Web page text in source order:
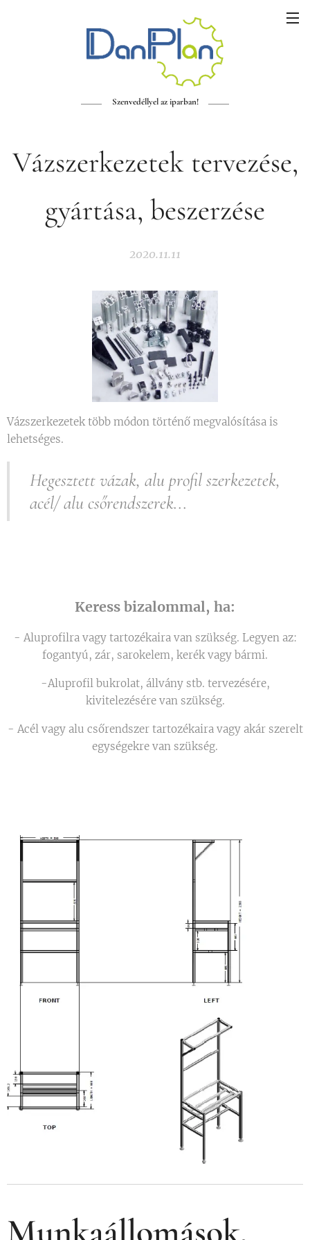
Szenvedéllyel az iparban!
Vázszerkezetek tervezése,
gyártása, beszerzése
2020.11.11
Vázszerkezetek több módon történő megvalósítása is
lehetséges.
Hegesztett vázak, alu profil szerkezetek,
acél/ alu csőrendszerek...
Keress bizalommal, ha:
- Aluprofilra vagy tartozékaira van szükség. Legyen az:
fogantyú, zár, sarokelem, kerék vagy bármi.
-Aluprofil bukrolat, állvány stb. tervezésére,
kivitelezésére van szükség.
- Acél vagy alu csőrendszer tartozékaira vagy akár szerelt
egységekre van szükség.
Munkaállomások,